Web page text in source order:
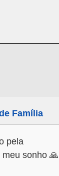
Família
pela
sonho 🙏